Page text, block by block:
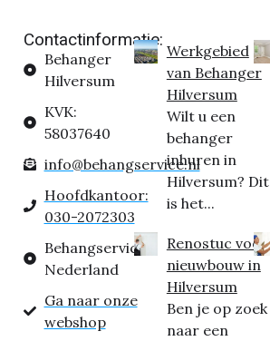
Contactinformatie:
Behanger
Hilversum
KVK:
58037640
info@behangservice.nl
Hoofdkantoor:
030-2072303
Behangservice
Nederland
Ga naar onze
webshop
Werkgebied
van Behanger
Hilversum
Wilt u een
behanger
inhuren in
Hilversum? Dit
is het...
Renostuc voor
nieuwbouw in
Hilversum
Ben je op zoek
naar een